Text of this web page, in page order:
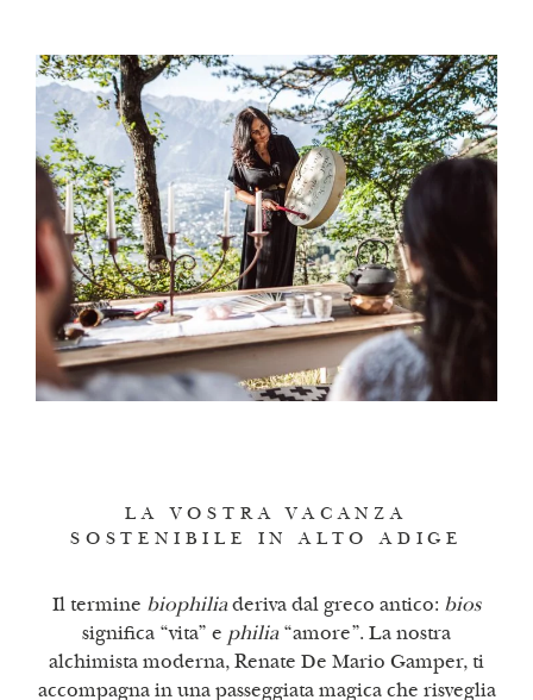
LA VOSTRA VACANZA
SOSTENIBILE IN ALTO ADIGE
Il termine biophiliaderiva dal greco antico: bios
significa “vita” e philia“amore”. La nostra
alchimista moderna, Renate De Mario Gamper, ti
accompagna in una passeggiata magica che risveglia